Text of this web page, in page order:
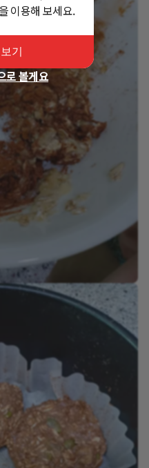
이용해 보세요.
기
로 볼게요